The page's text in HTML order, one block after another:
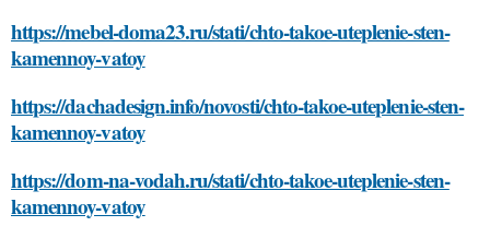
https://mebel-doma23.ru/stati/chto-takoe-uteplenie-sten-
kamennoy-vatoy
https://dachadesign.info/novosti/chto-takoe-uteplenie-sten-
kamennoy-vatoy
https://dom-na-vodah.ru/stati/chto-takoe-uteplenie-sten-
kamennoy-vatoy